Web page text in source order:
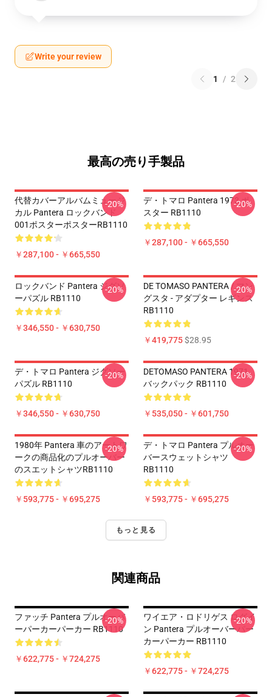
Write your review
1 / 2
最高の売り手製品
代替カバーアルバムミュージ
カル Pantera ロックバンド
001ポスターポスターRB1110
￥287,100 - ￥665,550
-20%
デ・トマロ Pantera 1973 ポ
スター RB1110
￥287,100 - ￥665,550
-20%
ロックバンド Pantera ジグソ
ーパズル RB1110
￥346,550 - ￥630,750
-20%
DE TOMASO PANTERA / マン
グスタ - アダプター レギンス
RB1110
￥419,775$28.95
-20%
デ・トマロ Pantera ジグソー
パズル RB1110
￥346,550 - ￥630,750
-20%
DETOMASO PANTERA 1971
バックパック RB1110
￥535,050 - ￥601,750
-20%
1980年 Pantera 車のアートワ
ークの商品化のプルオーバー
のスエットシャツRB1110
￥593,775 - ￥695,275
-20%
デ・トマロ Pantera プルオー
バースウェットシャツ
RB1110
￥593,775 - ￥695,275
-20%
もっと見る
関連商品
ファッチ Pantera プルオーバ
ーパーカーパーカー RB1110
￥622,775 - ￥724,275
-20%
ワイエア・ロドリゲス ログイ
ン Pantera プルオーバーパー
カーパーカー RB1110
￥622,775 - ￥724,275
-20%